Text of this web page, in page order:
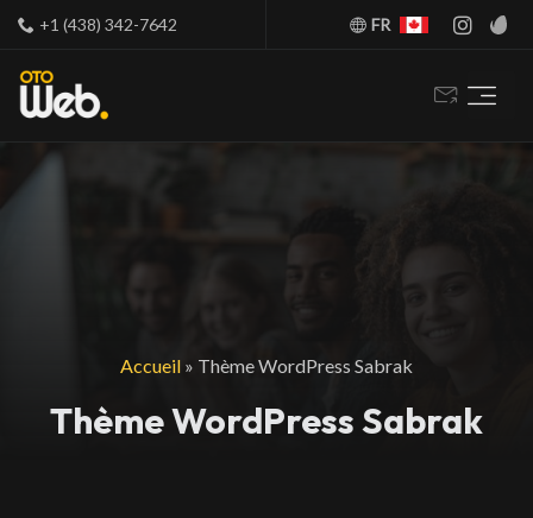
+1 (438) 342-7642 FR
Accueil » Thème WordPress Sabrak
Thème WordPress Sabrak